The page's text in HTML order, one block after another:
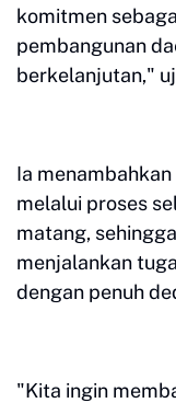
komitmen
pembangunan
berkelanjutan,"
Ia
melalui proses
matang,
menjalankan
dengan penuh
"Kita ingin